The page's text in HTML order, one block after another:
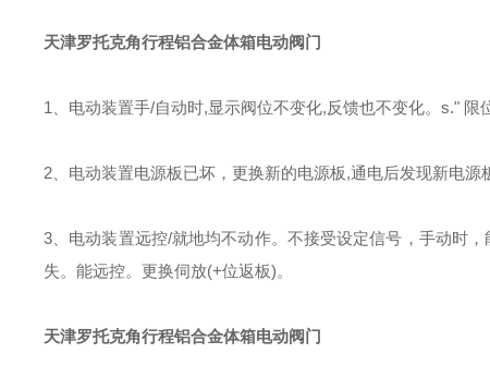
天津罗托克角行程铝合金体箱电动阀门
1、电动装置手/自动时,显示阀位不变化,反馈也不变化。s." 限
2、电动装置电源板已坏，更换新的电源板,通电后发现新电
3、电动装置远控/就地均不动作。不接受设定信号，手动时
失。能远控。更换伺放(+位返板)。
天津罗托克角行程铝合金体箱电动阀门